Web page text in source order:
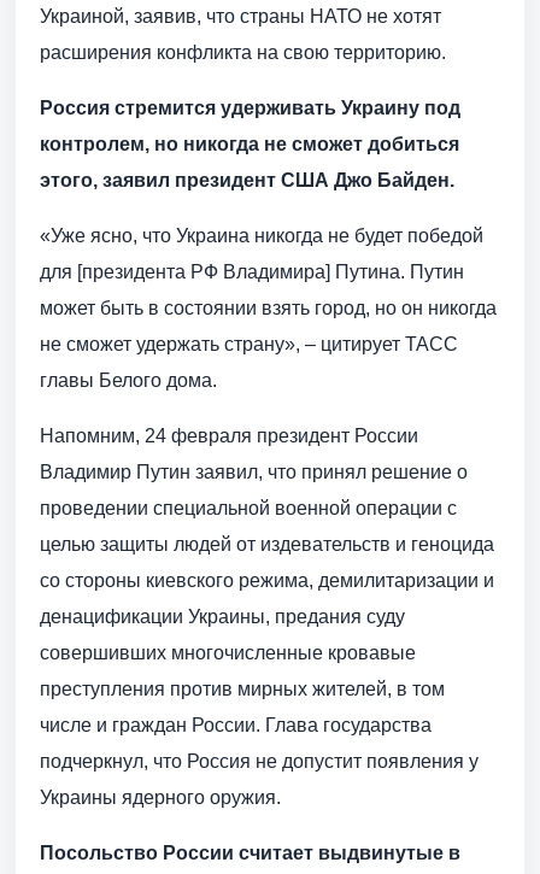
Украиной, заявив, что страны НАТО не хотят
расширения конфликта на свою территорию.
Россия стремится удерживать Украину под
контролем, но никогда не сможет добиться
этого, заявил президент США Джо Байден.
«Уже ясно, что Украина никогда не будет победой
для [президента РФ Владимира] Путина. Путин
может быть в состоянии взять город, но он никогда
не сможет удержать страну», – цитирует ТАСС
главы Белого дома.
Напомним, 24 февраля президент России
Владимир Путин заявил, что принял решение о
проведении специальной военной операции с
целью защиты людей от издевательств и геноцида
со стороны киевского режима, демилитаризации и
денацификации Украины, предания суду
совершивших многочисленные кровавые
преступления против мирных жителей, в том
числе и граждан России. Глава государства
подчеркнул, что Россия не допустит появления у
Украины ядерного оружия.
Посольство России считает выдвинутые в